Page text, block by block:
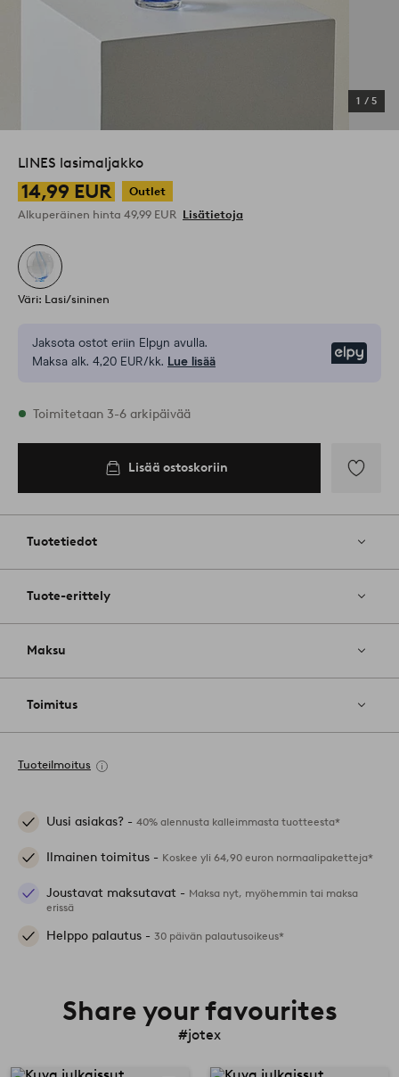
1 / 5
LINES lasimaljakko
14,99 EUR
Outlet
Alkuperäinen hinta 49,99 EUR Lisätietoja
Väri: Lasi/sininen
Jaksota ostot eriin Elpyn avulla.
Maksa alk. 4,20 EUR/kk. Lue lisää
Varastossa
Toimitetaan 3-6 arkipäivää
Lisää ostoskoriin
Tuotetiedot
Tuote-erittely
Maksu
Toimitus
Tuoteilmoitus
Uusi asiakas? - 40% alennusta kalleimmasta tuotteesta*
Ilmainen toimitus - Koskee yli 64,90 euron normaalipaketteja*
Joustavat maksutavat - Maksa nyt, myöhemmin tai maksa
erissä
Helppo palautus - 30 päivän palautusoikeus*
Share your favourites
#jotex